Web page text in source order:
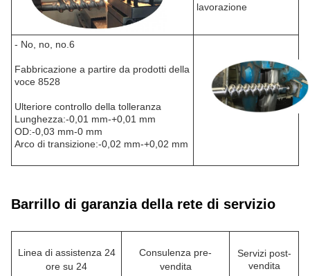
lavorazione
- No, no, no.6
Fabbricazione a partire da prodotti della
voce 8528
Ulteriore controllo della tolleranza
Lunghezza:-0,01 mm-+0,01 mm
OD:-0,03 mm-0 mm
Arco di transizione:-0,02 mm-+0,02 mm
Barrillo di garanzia della rete di servizio
Linea di assistenza 24
ore su 24
Consulenza pre-
vendita
Servizi post-
vendita